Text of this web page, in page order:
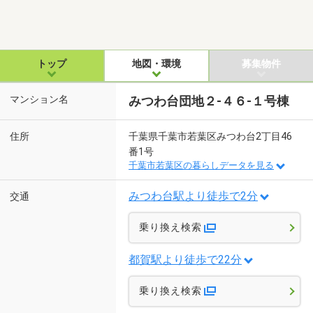
トップ 地図・環境 募集物件
マンション名 みつわ台団地２-４６-１号棟
住所
千葉県千葉市若葉区みつわ台2丁目46
番1号
千葉市若葉区の暮らしデータを見る
交通 みつわ台駅より徒歩で2分
乗り換え検索
都賀駅より徒歩で22分
乗り換え検索